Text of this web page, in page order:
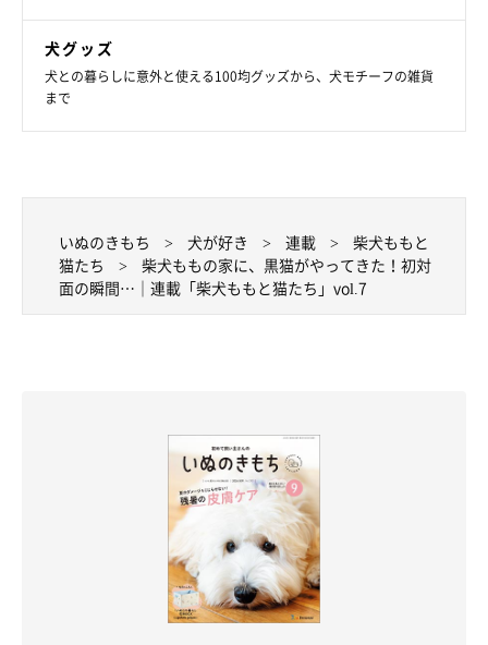
犬グッズ
犬との暮らしに意外と使える100均グッズから、犬モチーフの雑貨
まで
いぬのきもち 犬が好き 連載
柴犬ももと
猫たち
柴犬ももの家に、黒猫がやってきた！初対
面の瞬間…｜連載「柴犬ももと猫たち」vol.7